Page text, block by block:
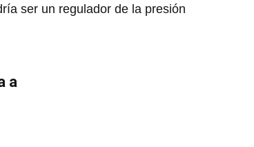
ser un regulador de la presión
a